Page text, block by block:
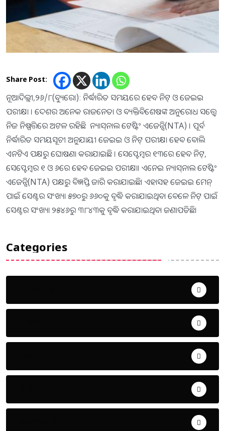
Share Post:
ନୂଆଦିଲ୍ଲୀ,୨୬/୮(ବ୍ୟୁରୋ): ନିର୍ଦ୍ଧାରିତ ସମୟରେ ହେବ ନିଟ୍ ଓ ଜେଇଇ
ପରୀକ୍ଷା । ଦେଶର ଅନେକ ରାଜନେତା ଓ ବ୍ୟକ୍ତିବିଶେଷଙ୍କ ଅନୁରୋଧ ସତ୍ତ୍ବେ
ନିଜ ନିଷ୍ପତ୍ତିରେ ଅଟଳ ରହିଛି ନ୍ୟାସ୍‌ନାଲ ଟେଷ୍ଟିଂ ଏଜେନ୍ସି(NTA) । ପୂର୍ବ
ନିର୍ଦ୍ଧାରିତ ସମୟସୂଚୀ ଅନୁଯାୟୀ ଜେଇଇ ଓ ନିଟ୍ ପରୀକ୍ଷା ହେବ ବୋଲି
ଏନଟିଏ ପକ୍ଷରୁ ଘୋଷଣା କରାଯାଇଛି । ସେପ୍ଟେମ୍ବର ୧୩ରେ ହେବ ନିଟ୍,
ସେପ୍ଟେମ୍ବର ୧ ଓ ୬ରେ ହେବ ଜେଇଇ ପରୀକ୍ଷା। ଏନେଇ ନ୍ୟାସ୍‌ନାଲ ଟେଷ୍ଟିଂ
ଏଜେନ୍ସି(NTA) ପକ୍ଷରୁ ବିଜ୍ଞପ୍ତି ଜାରି କରାଯାଇଛି। ଏହାସହ ଜେଇଇ ମେନ୍‌
ପାଇଁ ସେଣ୍ଟର ସଂଖ୍ୟା ୫୭୦ରୁ ୬୬୦କୁ ବୃଦ୍ଧି କରାଯାଇଥିବା ବେଳେ ନିଟ୍ ପାଇଁ
ସେଣ୍ଟର ସଂଖ୍ୟା ୨୫୪୬ରୁ ୩୮୪୩କୁ ବୃଦ୍ଧି କରାଯାଇଥିବା ଜଣାପଡିଛି।
Categories